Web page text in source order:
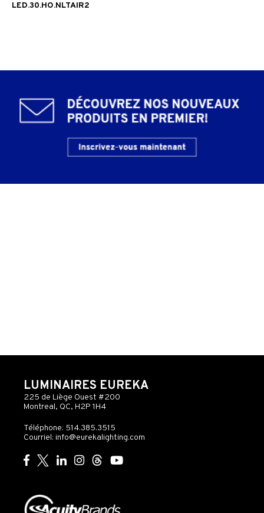
LED.30.HO.NLTAIR2
LUMINAIRES EUREKA
225 de Liège Ouest #200
Montreal, QC, H2P 1H4
Téléphone: 514.385.3515
Courriel: info@eurekalighting.com